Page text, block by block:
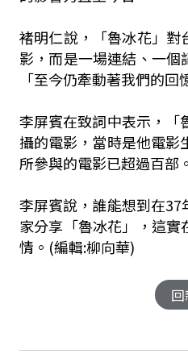
褚明仁說，「魯冰花」
影，而是一場連結、一個
「至今仍牽動著我們的回
李屏賓在致詞中表示，「
攝的電影，當時是他電影
所參與的電影已超過百部。
李屏賓說，誰能想到在
家分享「魯冰花」，這
情。(編輯:柳向華)